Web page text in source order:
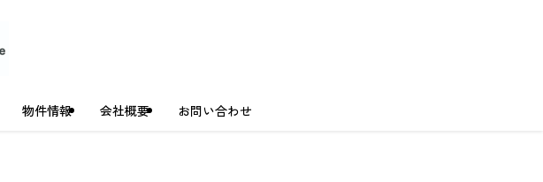
物件情報 会社概要 お問い合わせ